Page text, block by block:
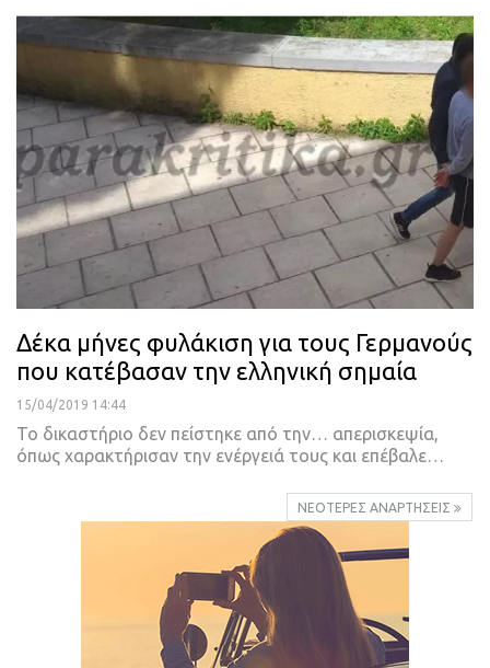
Δέκα μήνες φυλάκιση για τους Γερμανούς
που κατέβασαν την ελληνική σημαία
15/04/2019 14:44
Το δικαστήριο δεν πείστηκε από την… απερισκεψία,
όπως χαρακτήρισαν την ενέργειά τους και επέβαλε
ΝΕΌΤΕΡΕΣ ΑΝΑΡΤΉΣΕΙΣ